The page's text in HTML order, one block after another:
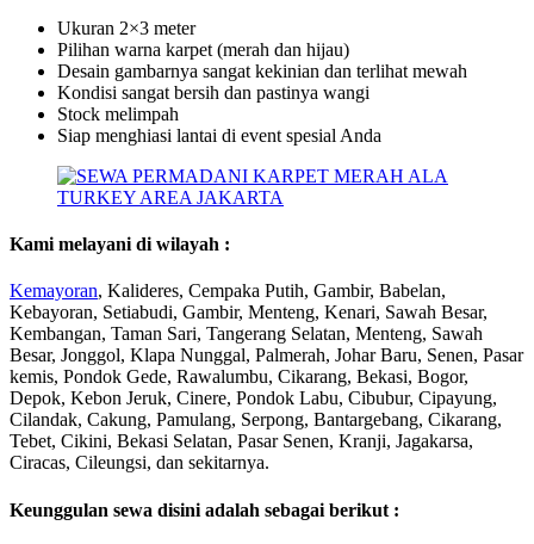
Ukuran 2×3 meter
Pilihan warna karpet (merah dan hijau)
Desain gambarnya sangat kekinian dan terlihat mewah
Kondisi sangat bersih dan pastinya wangi
Stock melimpah
Siap menghiasi lantai di event spesial Anda
Kami melayani di wilayah :
Kemayoran, Kalideres, Cempaka Putih, Gambir, Babelan,
Kebayoran, Setiabudi, Gambir, Menteng, Kenari, Sawah Besar,
Kembangan, Taman Sari, Tangerang Selatan, Menteng, Sawah
Besar, Jonggol, Klapa Nunggal, Palmerah, Johar Baru, Senen, Pasar
kemis, Pondok Gede, Rawalumbu, Cikarang, Bekasi, Bogor,
Depok, Kebon Jeruk, Cinere, Pondok Labu, Cibubur, Cipayung,
Cilandak, Cakung, Pamulang, Serpong, Bantargebang, Cikarang,
Tebet, Cikini, Bekasi Selatan, Pasar Senen, Kranji, Jagakarsa,
Ciracas, Cileungsi, dan sekitarnya.
Keunggulan sewa disini adalah sebagai berikut :